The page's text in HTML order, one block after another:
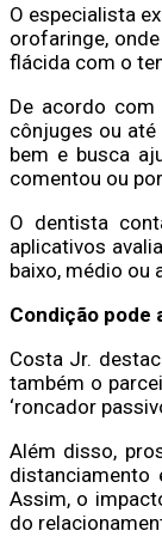
O especialista
orofaringe,
flácida com o
De acordo
cônjuges ou até
bem e busca
comentou ou
O dentista
aplicativos
baixo, médio ou
Condição
Costa Jr.
também o
‘roncador
Além disso,
distanciamento
Assim, o
do